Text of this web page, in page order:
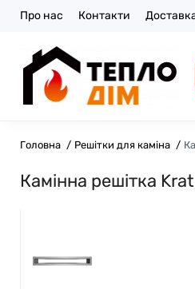
Про нас Контакти
Головна Решітки для каміна
Камінна решітка